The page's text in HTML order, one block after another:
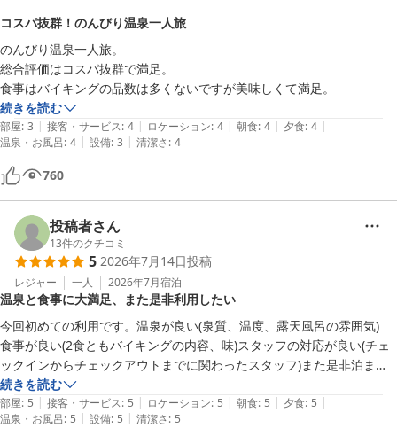
コスパ抜群！のんびり温泉一人旅
のんびり温泉一人旅。
総合評価はコスパ抜群で満足。
食事はバイキングの品数は多くないですが美味しくて満足。
続きを読む
部屋: 3 | 接客・サービス: 4 | ロケーション: 4 | 朝食: 4 | 夕食: 4 |
温泉・お風呂: 4 | 設備: 3 | 清潔さ: 4
760
投稿者さん
13件のクチコミ
5 2026年7月14日投稿
レジャー 一人 2026年7月宿泊
温泉と食事に大満足、また是非利用したい
今回初めての利用です。温泉が良い(泉質、温度、露天風呂の雰囲気)
食事が良い(2食ともバイキングの内容、味)スタッフの対応が良い(チェ
ックインからチェックアウトまでに関わったスタッフ)また是非泊まり
たいです。
続きを読む
部屋: 5 | 接客・サービス: 5 | ロケーション: 5 | 朝食: 5 | 夕食: 5 |
温泉・お風呂: 5 | 設備: 5 | 清潔さ: 5